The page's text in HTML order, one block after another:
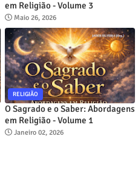
em Religião - Volume 3
Maio 26, 2026
RELIGIÃO
O Sagrado e o Saber: Abordagens
em Religião - Volume 1
Janeiro 02, 2026